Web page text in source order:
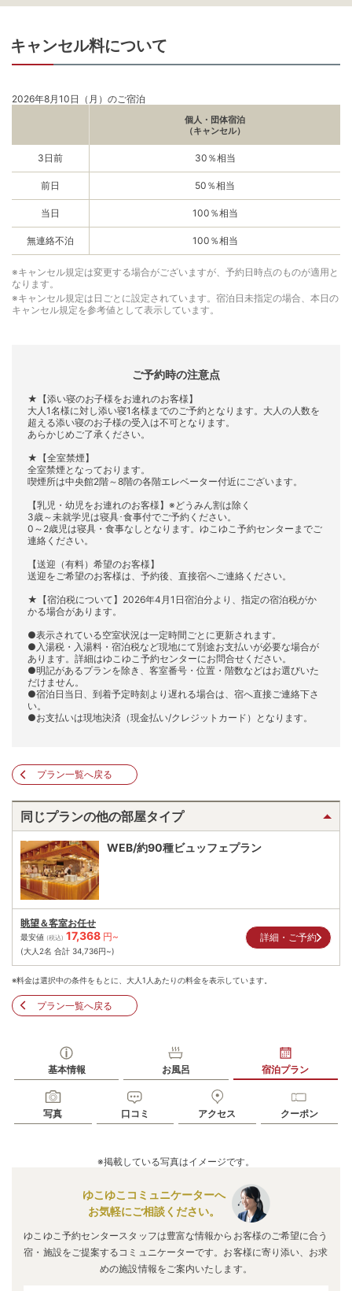
キャンセル料について
2026年8月10日（月）のご宿泊
個人・団体宿泊
（キャンセル）
3日前 30％相当
前日 50％相当
当日 100％相当
無連絡不泊 100％相当
※キャンセル規定は変更する場合がございますが、予約日時点のものが適用と
なります。
※キャンセル規定は日ごとに設定されています。宿泊日未指定の場合、本日の
キャンセル規定を参考値として表示しています。
ご予約時の注意点
★【添い寝のお子様をお連れのお客様】
大人1名様に対し添い寝1名様までのご予約となります。大人の人数を
超える添い寝のお子様の受入は不可となります。
あらかじめご了承ください。
★【全室禁煙】
全室禁煙となっております。
喫煙所は中央館2階～8階の各階エレベーター付近にございます。
【乳児・幼児をお連れのお客様】※どうみん割は除く
3歳～未就学児は寝具･食事付でご予約ください。
0～2歳児は寝具・食事なしとなります。ゆこゆこ予約センターまでご
連絡ください。
【送迎（有料）希望のお客様】
送迎をご希望のお客様は、予約後、直接宿へご連絡ください。
★【宿泊税について】2026年4月1日宿泊分より、指定の宿泊税がか
かる場合があります。
●表示されている空室状況は一定時間ごとに更新されます。
●入湯税・入湯料・宿泊税など現地にて別途お支払いが必要な場合が
あります。詳細はゆこゆこ予約センターにお問合せください。
●明記があるプランを除き、客室番号・位置・階数などはお選びいた
だけません。
●宿泊日当日、到着予定時刻より遅れる場合は、宿へ直接ご連絡下さ
い。
●お支払いは現地決済（現金払い/クレジットカード）となります。
プラン一覧へ戻る
同じプランの他の部屋タイプ
WEB/約90種ビュッフェプラン
眺望＆客室お任せ
最安値 (税込) 17,368 円~
(大人2名 合計 34,736円~)
詳細・ご予約
※料金は選択中の条件をもとに、大人1人あたりの料金を表示しています。
プラン一覧へ戻る
基本情報 お風呂 宿泊プラン
写真 口コミ アクセス クーポン
※掲載している写真はイメージです。
ゆこゆこコミュニケーターへ
お気軽にご相談ください。
ゆこゆこ予約センタースタッフは豊富な情報からお客様のご希望に合う
宿・施設をご提案するコミュニケーターです。お客様に寄り添い、お求
めの施設情報をご案内いたします。